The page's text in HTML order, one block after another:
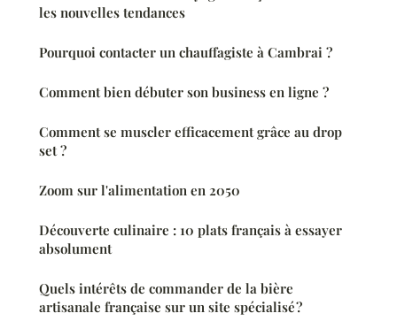
les nouvelles tendances
Pourquoi contacter un chauffagiste à Cambrai ?
Comment bien débuter son business en ligne ?
Comment se muscler efficacement grâce au drop
set ?
Zoom sur l'alimentation en 2050
Découverte culinaire : 10 plats français à essayer
absolument
Quels intérêts de commander de la bière
artisanale française sur un site spécialisé ?